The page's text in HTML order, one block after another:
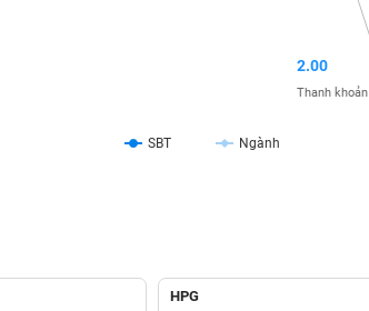
SBT Ngành
2.00
Thanh khoản
HPG